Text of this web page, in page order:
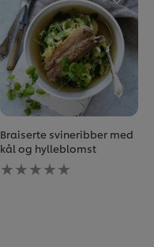
Braiserte svineribber med
kål og hylleblomst
Ingen
vurderinger